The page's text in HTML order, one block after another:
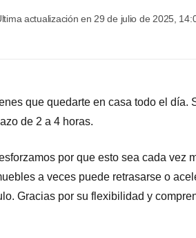
actualización en 29 de julio de 2025,
que quedarte en casa todo el día.
de 2 a 4 horas.
por que esto sea cada vez
a veces puede retrasarse o
Gracias por su flexibilidad y